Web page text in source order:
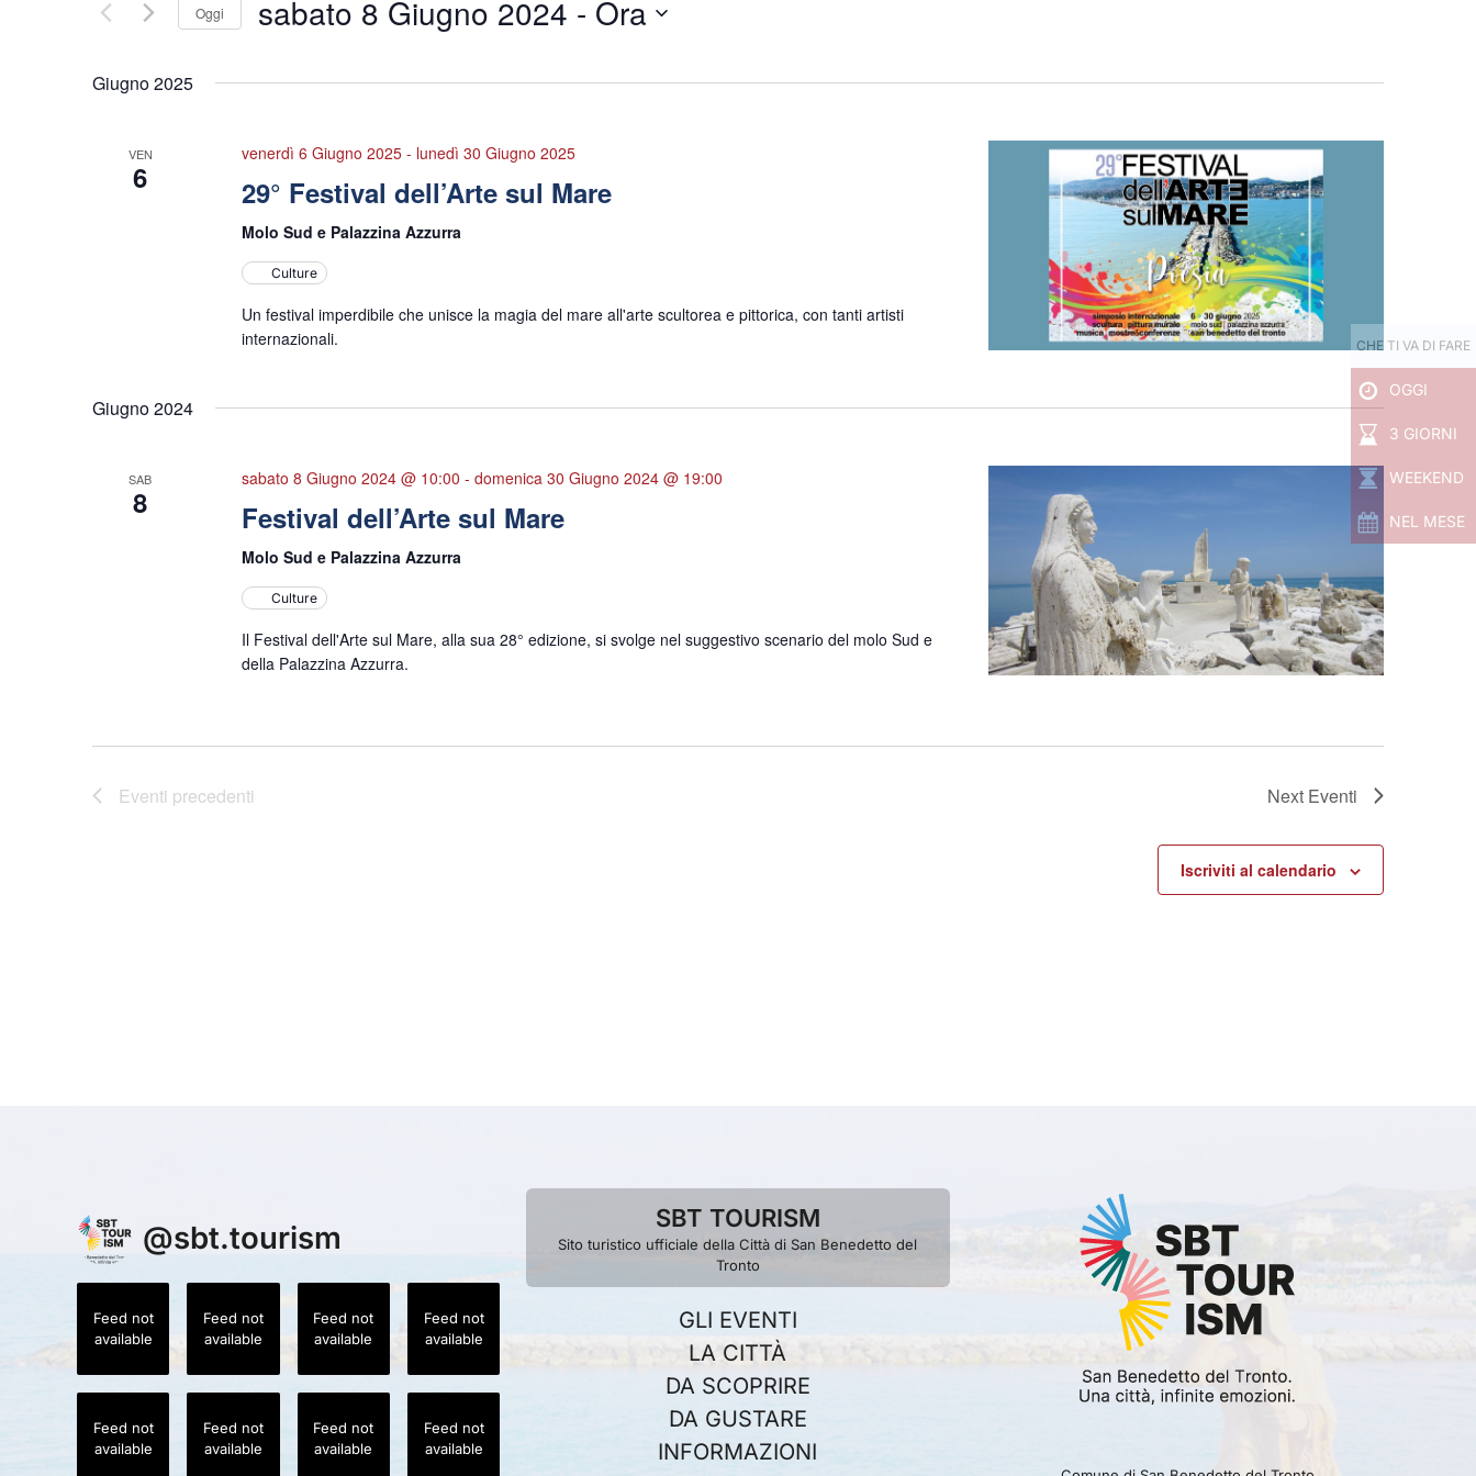
CHE TI VA DI FARE
OGGI
3 GIORNI
WEEKEND
NEL MESE
Oggi sabato 8 Giugno 2024 - Ora
la
Giugno 2025
VEN
6
venerdì 6 Giugno 2025- lunedì 30 Giugno 2025
29° Festival dell’Arte sul Mare
Molo Sud e Palazzina Azzurra
Culture
Un festival imperdibile che unisce la magia del mare all'arte scultorea e pittorica, con tanti artisti
internazionali.
Giugno 2024
SAB
8
sabato 8 Giugno 2024 @ 10:00 - domenica 30 Giugno 2024 @ 19:00
Festival dell’Arte sul Mare
Molo Sud e Palazzina Azzurra
Culture
Il Festival dell'Arte sul Mare, alla sua 28° edizione, si svolge nel suggestivo scenario del molo Sud e
della Palazzina Azzurra.
Eventi precedenti Next Eventi
Iscriviti al calendario
@sbt.tourism
Feed not
available
Feed not
available
Feed not
available
Feed not
available
Feed not
available
Feed not
available
Feed not
available
Feed not
available
SBT TOURISM
Sito turistico ufficiale della Città di San Benedetto del
Tronto
GLI EVENTI
LA CITTÀ
DA SCOPRIRE
DA GUSTARE
INFORMAZIONI